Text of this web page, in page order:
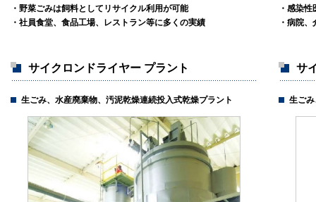
・野菜ごみは飼料としてリサイクル利用が可能
・社員食堂、食品工場、レストラン等に多くの実績
・感染
・病院
サイクロンドライヤー プラント
生ごみ、水産廃棄物、汚泥乾燥連続投入式乾燥プラント
サ
生ご